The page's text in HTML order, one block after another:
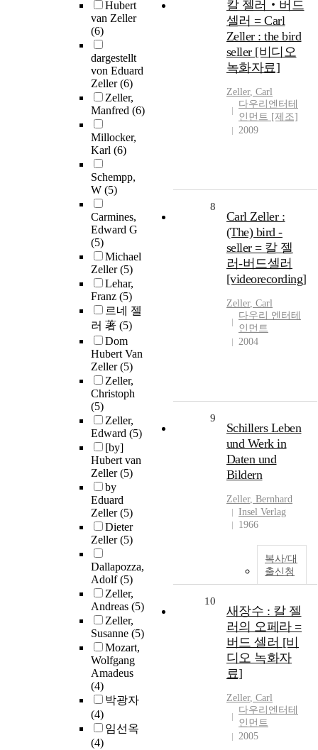
Hubert
van Zeller
(6)
dargestellt
von Eduard
Zeller(6)
Zeller,
Manfred (6)
Millocker,
Karl (6)
Schempp,
W (5)
Carmines,
Edward G
(5)
Michael
Zeller(5)
Lehar,
Franz (5)
르네 젤
러 著 (5)
Dom
Hubert Van
Zeller(5)
Zeller,
Christoph
(5)
Zeller,
Edward (5)
[by]
Hubert van
Zeller(5)
by
Eduard
Zeller(5)
Dieter
Zeller(5)
Dallapozza,
Adolf(5)
Zeller,
Andreas (5)
Zeller,
Susanne (5)
Mozart,
Wolfgang
Amadeus
(4)
박광자
(4)
임선옥
(4)
칼 젤러‧버드
셀러 = Carl
Zeller : the bird
seller [비디오
녹화자료]
Zeller, Carl
다우리엔터테
인먼트 [제조]
2009
8
Carl Zeller :
(The) bird -
seller = 칼 젤
러-버드셀러
[videorecording]
Zeller, Carl
다우리 엔터테
인먼트
2004
9
Schillers Leben
und Werk in
Daten und
Bildern
Zeller, Bernhard
Insel Verlag
1966
복사/대
출신청
10
새장수 : 칼 젤
러의 오페라 =
버드 셀러 [비
디오 녹화자
료]
Zeller, Carl
다우리엔터테
인먼트
2005